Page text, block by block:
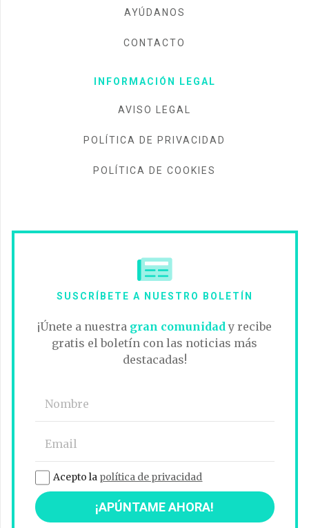
AYÚDANOS
CONTACTO
INFORMACIÓN LEGAL
AVISO LEGAL
POLÍTICA DE PRIVACIDAD
POLÍTICA DE COOKIES
SUSCRÍBETE A NUESTRO BOLETÍN
¡Únete a nuestra gran comunidady recibe
gratis el boletín con las noticias más
destacadas!
Acepto la política de privacidad